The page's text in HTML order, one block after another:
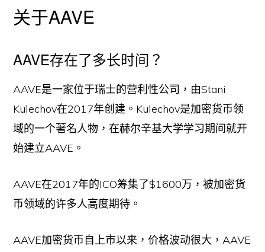
关于AAVE
AAVE存在了多长时间？
AAVE是一家位于瑞士的营利性公司，由Stani
Kulechov在2017年创建。Kulechov是加密货币领
域的一个著名人物，在赫尔辛基大学学习期间就开
始建立AAVE。
AAVE在2017年的ICO筹集了$1600万，被加密货
币领域的许多人高度期待。
AAVE加密货币自上市以来，价格波动很大，AAVE